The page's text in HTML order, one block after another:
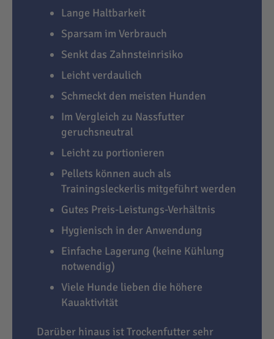
Lange Haltbarkeit
Sparsam im Verbrauch
Senkt das Zahnsteinrisiko
Leicht verdaulich
Schmeckt den meisten Hunden
Im Vergleich zu Nassfutter
geruchsneutral
Leicht zu portionieren
Pellets können auch als
Trainingsleckerlis mitgeführt werden
Gutes Preis-Leistungs-Verhältnis
Hygienisch in der Anwendung
Einfache Lagerung (keine Kühlung
notwendig)
Viele Hunde lieben die höhere
Kauaktivität
Darüber hinaus ist Trockenfutter sehr